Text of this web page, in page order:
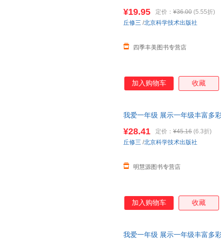
¥19.95 定价： ¥36.00 (5.55折)
四季丰美图书专营店
丘修三 /北京科学技术出版社
加入购物车 收藏
我爱一年级 展示一年级丰富多
¥28.41 定价： ¥45.16 (6.3折)
明慧源图书专营店
丘修三 /北京科学技术出版社
加入购物车 收藏
我爱一年级 展示一年级丰富多